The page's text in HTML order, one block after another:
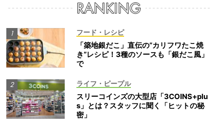
フード・レシピ
「築地銀だこ」直伝の”カリフワたこ焼
き”レシピ！3種のソースも「銀だこ風」
で
ライフ・ピープル
スリーコインズの大型店「3COINS+plu
s」とは？スタッフに聞く「ヒットの秘
密」